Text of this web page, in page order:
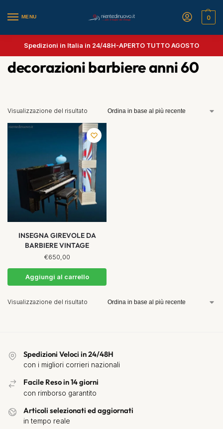
MENU 0
Spedizioni in Italia in 24/48H-APERTO TUTTO AGOSTO
decorazioni barbiere anni 60
Visualizzazione del risultato
INSEGNA GIREVOLE DA
BARBIERE VINTAGE
€650,00
Aggiungi al carrello
Visualizzazione del risultato
Spedizioni Veloci in 24/48H
con i migliori corrieri nazionali
Facile Reso in 14 giorni
con rimborso garantito
Articoli selezionati ed aggiornati
in tempo reale